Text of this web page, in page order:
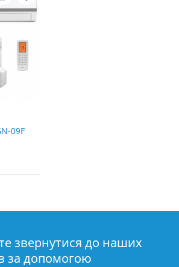
09F
звернутися до наших
за допомогою